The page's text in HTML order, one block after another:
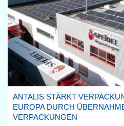
ANTALIS STÄRKT
EUROPA DURCH
VERPACKUNGEN